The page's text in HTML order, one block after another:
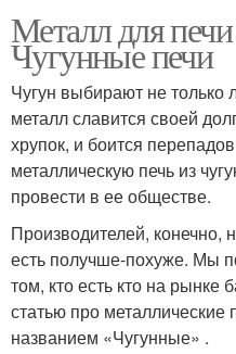
Металл для
Чугунные печи
Чугун выбирают не только
металл славится своей
хрупок, и боится
металлическую печь из
провести в ее обществе.
Производителей, конечно,
есть получше-похуже. Мы
том, кто есть кто на рынке
статью про металлические
названием «Чугунные» .